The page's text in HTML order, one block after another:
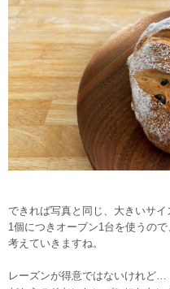
できれば写真と同じ、大きいサ
1個につきオーブン1台を使うの
考えていきますね。
レーズンが得意ではないけれど…